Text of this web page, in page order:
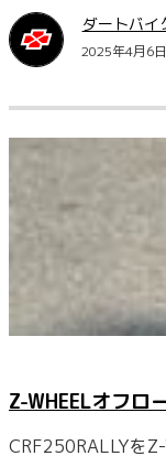
ダートバイ
2025年4月6日
Z-WHEELオフロ
CRF250RALLYを